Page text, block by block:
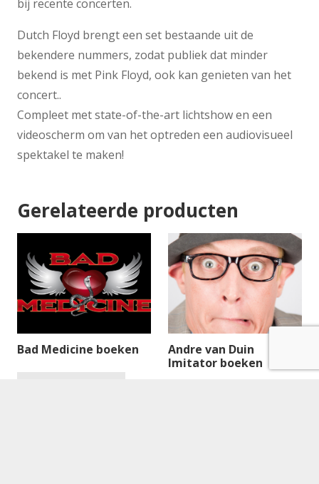
bij recente concerten.
Dutch Floyd brengt een set bestaande uit de
bekendere nummers, zodat publiek dat minder
bekend is met Pink Floyd, ook kan genieten van het
concert..
Compleet met state-of-the-art lichtshow en een
videoscherm om van het optreden een audiovisueel
spektakel te maken!
Gerelateerde producten
Bad Medicine boeken
Andre van Duin
Imitator boeken